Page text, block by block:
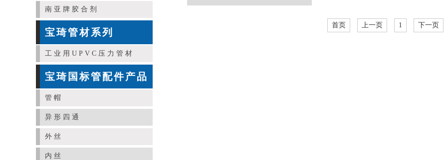
南亚牌胶合剂
宝琦管材系列
工业用UPVC压力管材
宝琦国标管配件产品
管帽
异形四通
外丝
内丝
首页 上一页 1 下一页